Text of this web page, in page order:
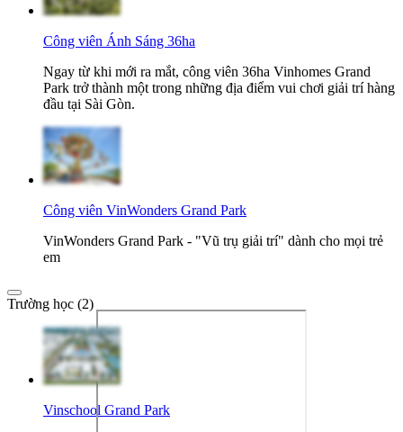
Công viên Ánh Sáng 36ha
Ngay từ khi mới ra mắt, công viên 36ha Vinhomes Grand
Park trở thành một trong những địa điểm vui chơi giải trí hàng
đầu tại Sài Gòn.
Công viên VinWonders Grand Park
VinWonders Grand Park - "Vũ trụ giải trí" dành cho mọi trẻ
em
Trường học (2)
Vinschool Grand Park